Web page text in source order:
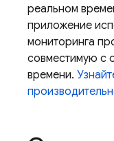
реальном
приложение
мониторинга
совместимую с
времени.